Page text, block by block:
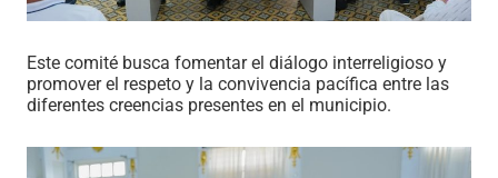
Este comité busca fomentar el diálogo interreligioso y
promover el respeto y la convivencia pacífica entre las
diferentes creencias presentes en el municipio.